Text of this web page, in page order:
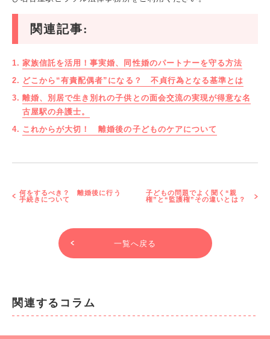
関連記事:
家族信託を活用！事実婚、同性婚のパートナーを守る方法
どこから“有責配偶者”になる？ 不貞行為となる基準とは
離婚、別居で生き別れの子供との面会交流の実現が得意な名
古屋駅の弁護士。
これからが大切！ 離婚後の子どものケアについて
何をするべき？ 離婚後に行う
手続きについて
子どもの問題でよく聞く“親
権”と“監護権”その違いとは？
一覧へ戻る
関連するコラム